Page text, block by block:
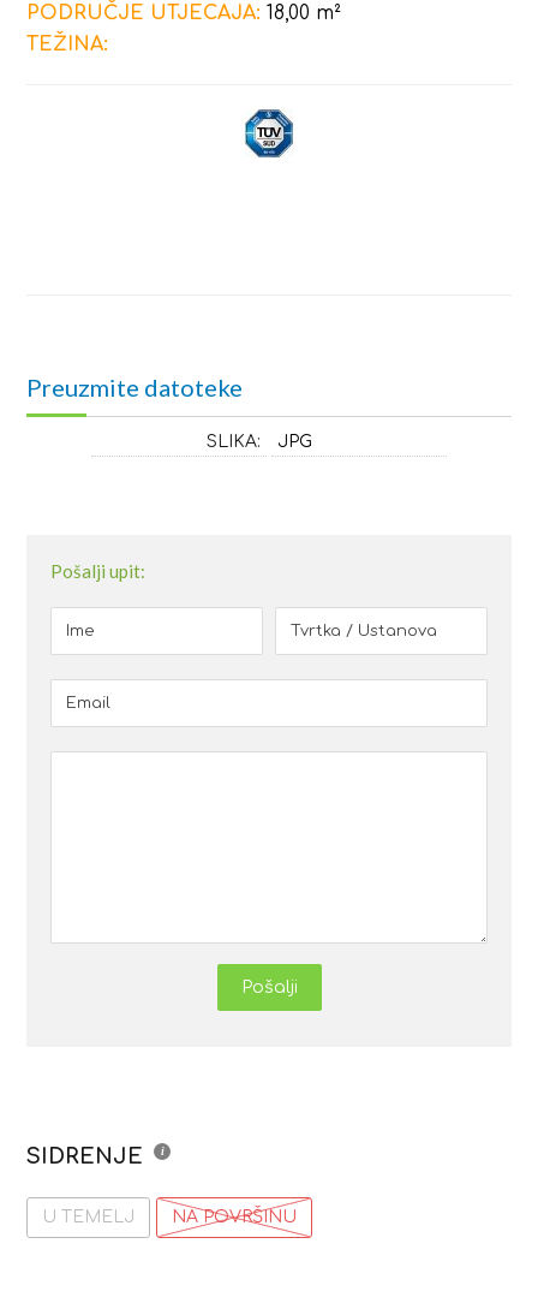
PODRUČJE UTJECAJA: 18,00 m²
TEŽINA:
Preuzmite datoteke
SLIKA: JPG
Pošalji upit:
Pošalji
SIDRENJE
U TEMELJ NA POVRŠINU